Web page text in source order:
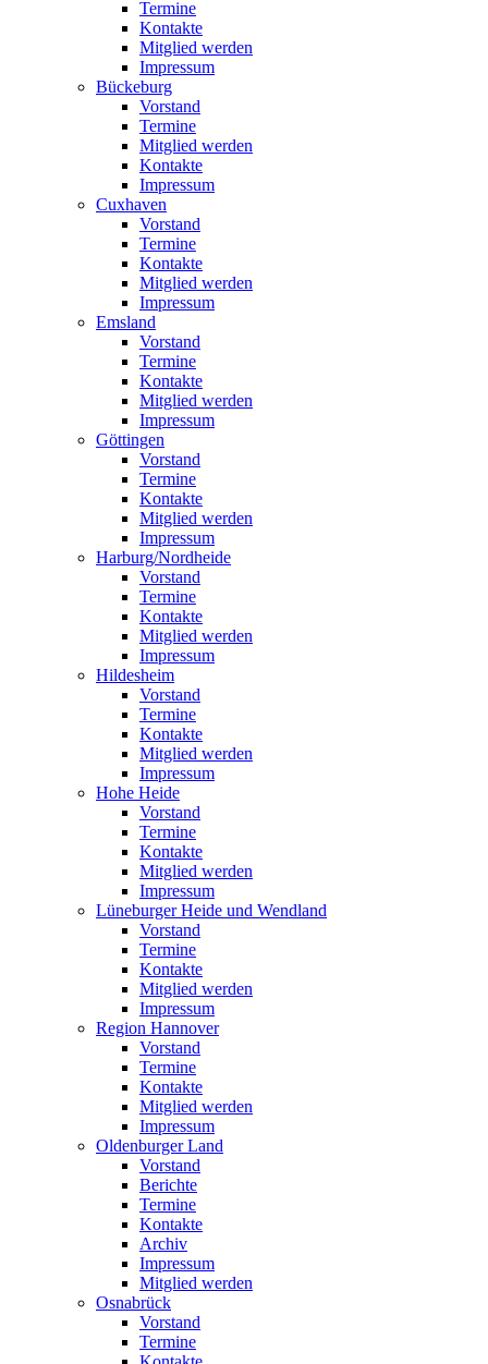
Termine
Kontakte
Mitglied werden
Impressum
Bückeburg
Vorstand
Termine
Mitglied werden
Kontakte
Impressum
Cuxhaven
Vorstand
Termine
Kontakte
Mitglied werden
Impressum
Emsland
Vorstand
Termine
Kontakte
Mitglied werden
Impressum
Göttingen
Vorstand
Termine
Kontakte
Mitglied werden
Impressum
Harburg/Nordheide
Vorstand
Termine
Kontakte
Mitglied werden
Impressum
Hildesheim
Vorstand
Termine
Kontakte
Mitglied werden
Impressum
Hohe Heide
Vorstand
Termine
Kontakte
Mitglied werden
Impressum
Lüneburger Heide und Wendland
Vorstand
Termine
Kontakte
Mitglied werden
Impressum
Region Hannover
Vorstand
Termine
Kontakte
Mitglied werden
Impressum
Oldenburger Land
Vorstand
Berichte
Termine
Kontakte
Archiv
Impressum
Mitglied werden
Osnabrück
Vorstand
Termine